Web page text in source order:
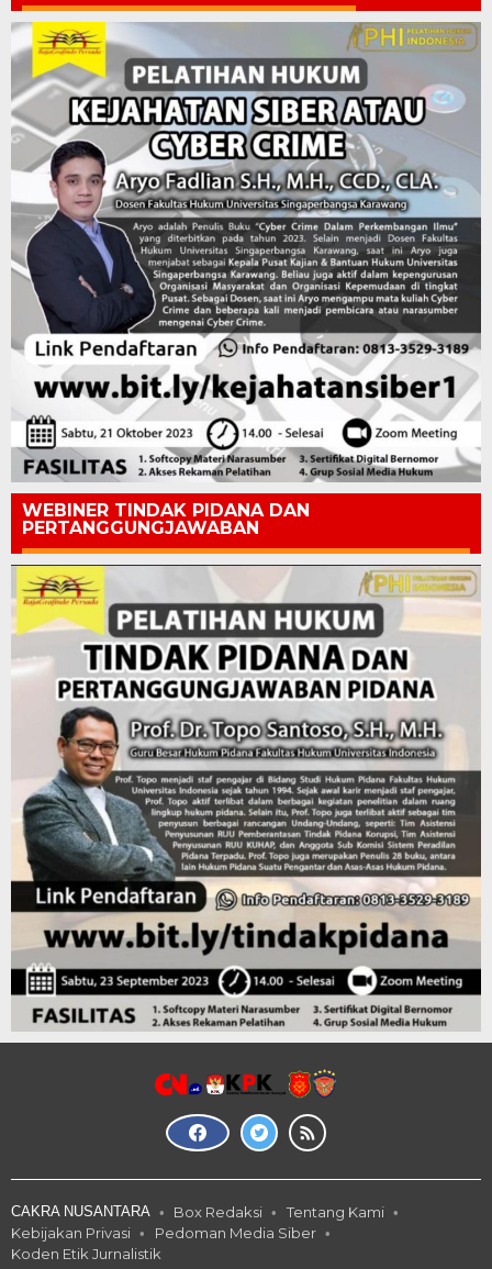
WEBINER TINDAK PIDANA DAN
PERTANGGUNGJAWABAN
CAKRA NUSANTARA Box Redaksi
Tentang Kami
Kebijakan Privasi
Pedoman Media Siber
Koden Etik Jurnalistik